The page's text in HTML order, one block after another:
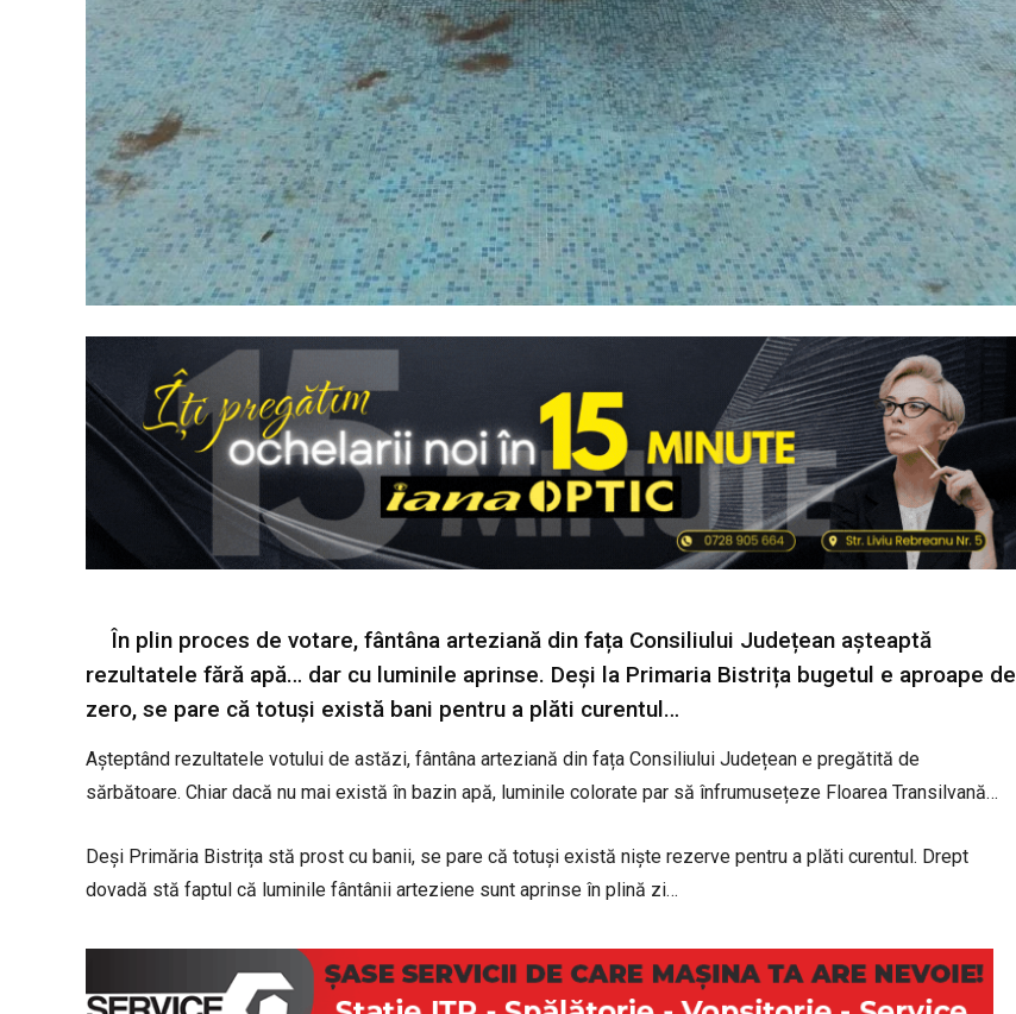
În plin proces de votare, fântâna arteziană din fața Consiliului Județean așteaptă
rezultatele fără apă… dar cu luminile aprinse. Deși la Primaria Bistrița bugetul e aproape de
zero, se pare că totuși există bani pentru a plăti curentul…
Așteptând rezultatele votului de astăzi, fântâna arteziană din fața Consiliului Județean e pregătită de
sărbătoare. Chiar dacă nu mai există în bazin apă, luminile colorate par să înfrumusețeze Floarea Transilvană…
Deși Primăria Bistrița stă prost cu banii, se pare că totuși există niște rezerve pentru a plăti curentul. Drept
dovadă stă faptul că luminile fântânii arteziene sunt aprinse în plină zi…